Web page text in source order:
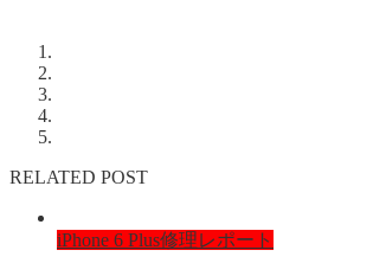
RELATED POST
iPhone 6 Plus修理レポート